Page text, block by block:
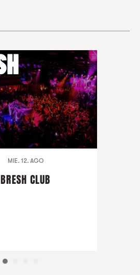
MIE. 12. AGO
BRESH CLUB